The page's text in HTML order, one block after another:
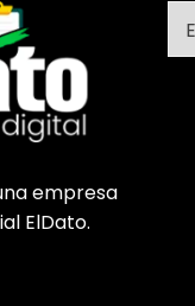
empresa
ElDato.